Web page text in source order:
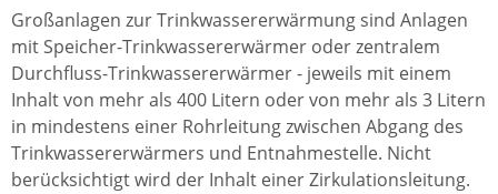
Großanlagen zur Trinkwassererwärmung sind Anlagen
mit Speicher-Trinkwassererwärmer oder zentralem
Durchfluss-Trinkwassererwärmer - jeweils mit einem
Inhalt von mehr als 400 Litern oder von mehr als 3 Litern
in mindestens einer Rohrleitung zwischen Abgang des
Trinkwassererwärmers und Entnahmestelle. Nicht
berücksichtigt wird der Inhalt einer Zirkulationsleitung.